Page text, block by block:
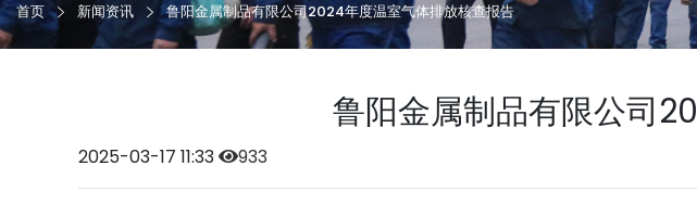
首页 新闻资讯 鲁阳金属制品有限公司2024年度温室气体排放核查报告
鲁阳金属制品有限公司
2025-03-17 11:33 933